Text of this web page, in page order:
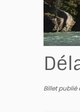
Billet publié